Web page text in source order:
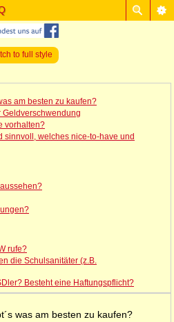
to full style
am besten zu kaufen?
vorhalten?
sinnvoll, welches nice-to-have und
rufe?
die Schulsanitäter (z.B.
Besteht eine Haftungspflicht?
was am besten zu kaufen?